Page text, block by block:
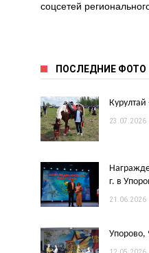
соцсетей
ПОСЛЕДНИЕ ФОТО
Курултай
23.07.2026
г. в
21.06.2026
Упорово,